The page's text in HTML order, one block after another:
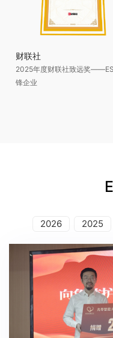
财联社
2025年度财联社致远奖
锋企业
2026 2025